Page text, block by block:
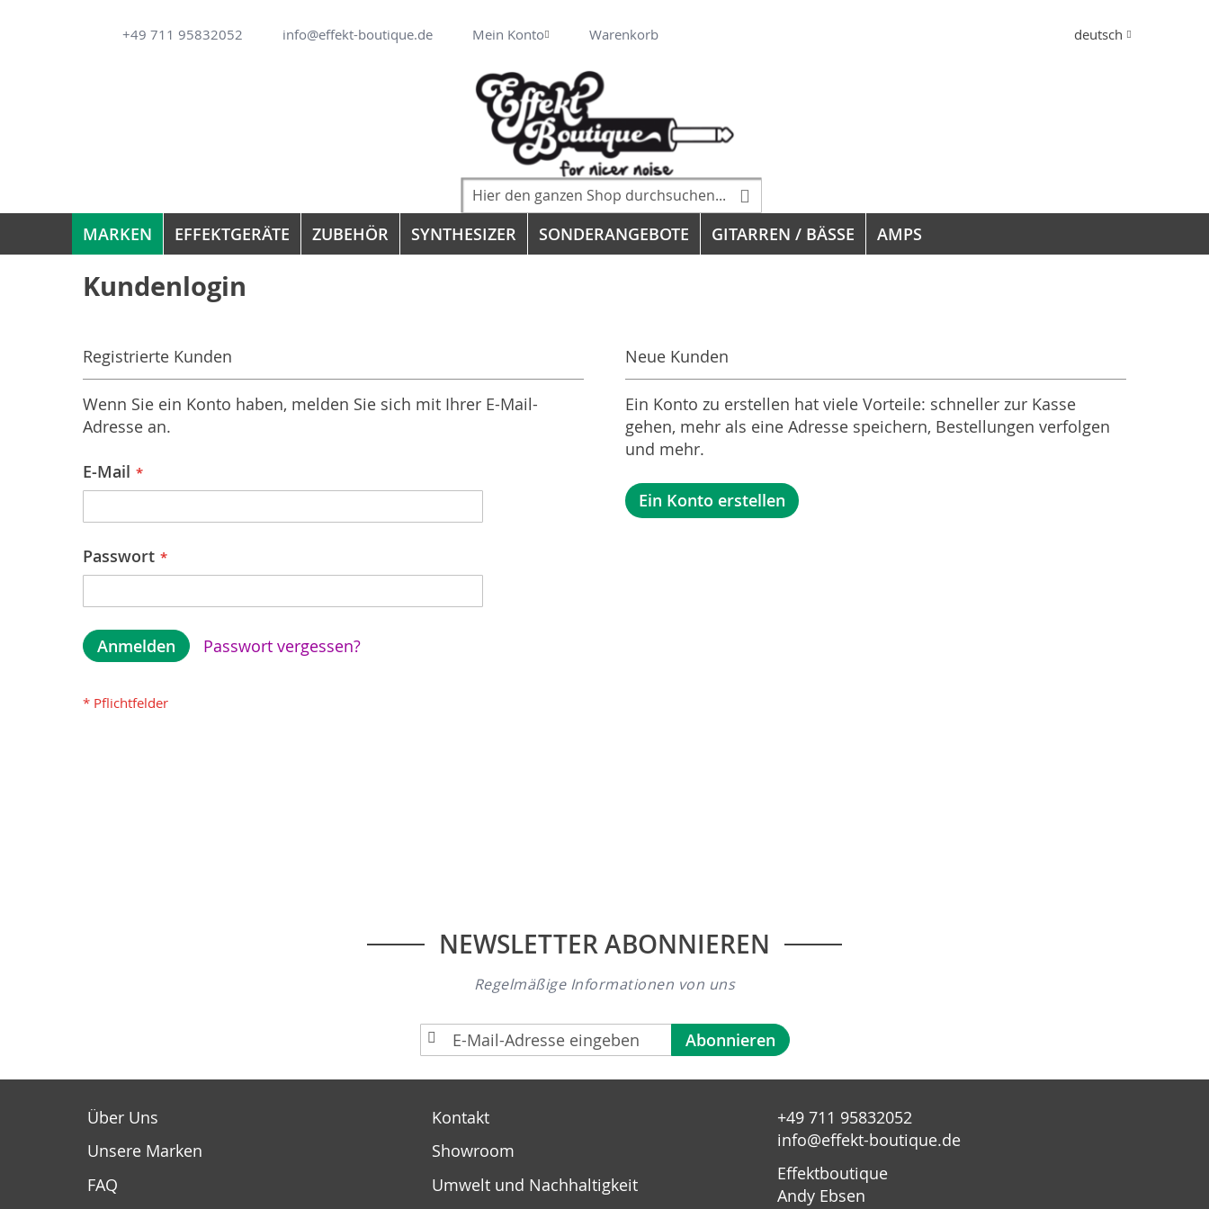
+49 711 95832052 info@effekt-boutique.de Mein KontoVeränderung
Warenkorb Sprache
deutsch
Suche Suche
MARKEN EFFEKTGERÄTE ZUBEHÖR SYNTHESIZER SONDERANGEBOTE GITARREN / BÄSSE AMPS
Kundenlogin
Registrierte Kunden
Wenn Sie ein Konto haben, melden Sie sich mit Ihrer E-Mail-
Adresse an.
E-Mail
Passwort
Anmelden Passwort vergessen?
Neue Kunden
Ein Konto zu erstellen hat viele Vorteile: schneller zur Kasse
gehen, mehr als eine Adresse speichern, Bestellungen verfolgen
und mehr.
Ein Konto erstellen
NEWSLETTER ABONNIEREN
Regelmäßige Informationen von uns
A
n
m
Abonnieren
Über Uns
Unsere Marken
FAQ
Kontakt
Showroom
Umwelt und Nachhaltigkeit
+49 711 95832052
info@effekt-boutique.de
Effektboutique
Andy Ebsen